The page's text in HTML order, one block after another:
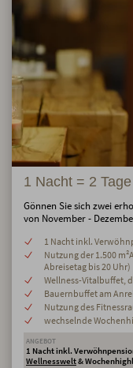
1 Nacht = 2
Gönnen Sie sich zwei
von November -
1 Nacht inkl.
Nutzung der 1.500
Abreisetag bis 20 Uhr)
Wellness-Vitalbuffet,
Bauernbuffet am
Nutzung des
wechselnde
ANGEBOT
1 Nacht inkl.
Wellnesswelt&